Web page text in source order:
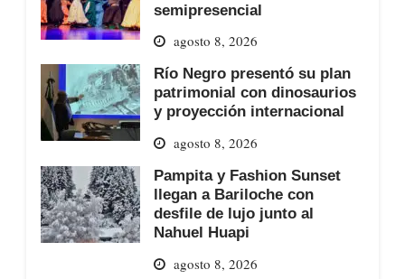
semipresencial
agosto 8, 2026
Río Negro presentó su plan
patrimonial con dinosaurios
y proyección internacional
agosto 8, 2026
Pampita y Fashion Sunset
llegan a Bariloche con
desfile de lujo junto al
Nahuel Huapi
agosto 8, 2026